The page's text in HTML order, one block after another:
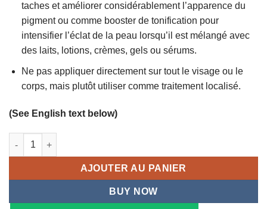
taches et améliorer considérablement l’apparence du
pigment ou comme booster de tonification pour
intensifier l’éclat de la peau lorsqu’il est mélangé avec
des laits, lotions, crèmes, gels ou sérums.
Ne pas appliquer directement sur tout le visage ou le
corps, mais plutôt utiliser comme traitement localisé.
(See English text below)
quantité de Sérum Correcteur Anti-Tâches Makaki Extrême
AJOUTER AU PANIER
BUY NOW